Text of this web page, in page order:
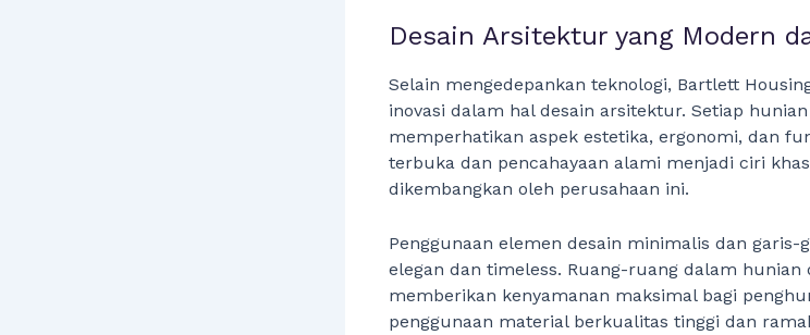
Desain Arsitektur yang Modern
Selain mengedepankan teknologi, Bartlett
inovasi dalam hal desain arsitektur. Setiap
memperhatikan aspek estetika, ergonomi, dan
terbuka dan pencahayaan alami menjadi ciri
dikembangkan oleh perusahaan ini.
Penggunaan elemen desain minimalis dan
elegan dan timeless. Ruang-ruang dalam hunian
memberikan kenyamanan maksimal bagi
penggunaan material berkualitas tinggi dan